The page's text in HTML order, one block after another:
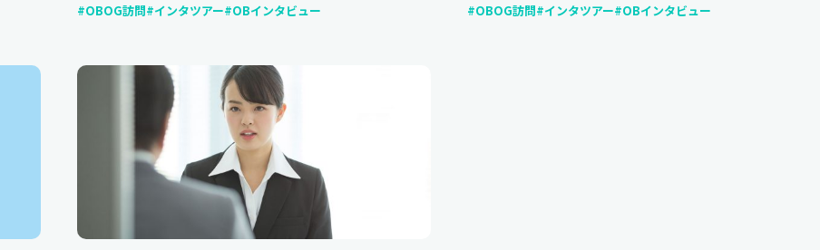
#OBOG訪問#インタツアー#OBインタビュー #OBOG訪問#インタツアー#OBインタビュー